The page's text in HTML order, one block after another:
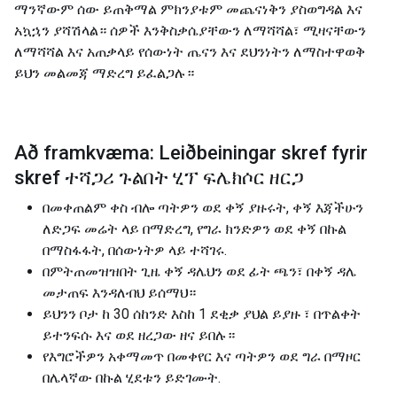
ማንኛውም ሰው ይጠቅማል ምክንያቱም መጨናነቅን ያስወግዳል እና
አኳኋን ያሻሽላል። ሰዎች እንቅስቃሴያቸውን ለማሻሻል፣ ሚዛናቸውን
ለማሻሻል እና አጠቃላይ የሰውነት ጤናን እና ደህንነትን ለማስተዋወቅ
ይህን መልመጃ ማድረግ ይፈልጋሉ።
Að framkvæma: Leiðbeiningar skref fyrir
skref ተሻጋሪ ጉልበት ሂፕ ፍሌክሶር ዘርጋ
በመቀጠልም ቀስ ብሎ ጣትዎን ወደ ቀኝ ያዙሩት, ቀኝ እጃችሁን
ለድጋፍ መሬት ላይ በማድረግ, የግራ ክንድዎን ወደ ቀኝ በኩል
በማስፋፋት, በሰውነትዎ ላይ ተሻገሩ.
በምትጠመዝዝበት ጊዜ ቀኝ ዳሌህን ወደ ፊት ጫን፣ በቀኝ ዳሌ
መታጠፍ እንዳለብህ ይሰማህ።
ይህንን ቦታ ከ 30 ሰከንድ እስከ 1 ደቂቃ ያህል ይያዙ ፣ በጥልቀት
ይተንፍሱ እና ወደ ዘረጋው ዘና ይበሉ።
የእግሮችዎን አቀማመጥ በመቀየር እና ጣትዎን ወደ ግራ በማዞር
በሌላኛው በኩል ሂደቱን ይድገሙት.